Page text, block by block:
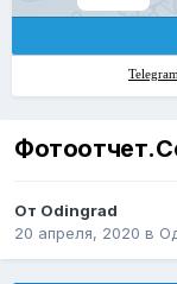
От Odingrad
20 апреля, 2020 в